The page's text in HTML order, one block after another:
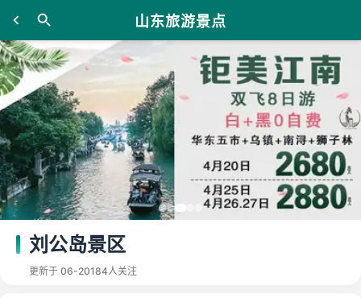
山东旅游景点
刘公岛景区
更新于 06-20184人关注